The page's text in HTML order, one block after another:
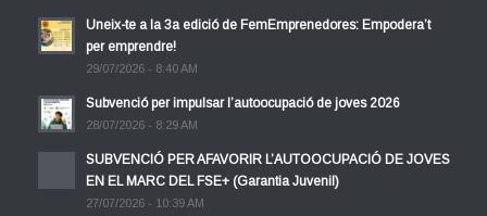
Uneix-te a la 3a edició de FemEmprenedores: Empodera’t
per emprendre!
29/07/2026 - 8:40 AM
Subvenció per impulsar l’autoocupació de joves 2026
28/07/2026 - 8:29 AM
SUBVENCIÓ PER AFAVORIR L’AUTOOCUPACIÓ DE JOVES
EN EL MARC DEL FSE+ (Garantia Juvenil)
27/07/2026 - 10:39 AM